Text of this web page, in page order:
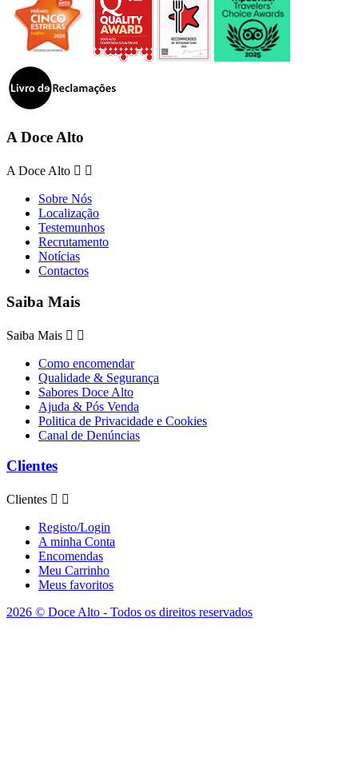
A Doce Alto
A Doce Alto  
Sobre Nós
Localização
Testemunhos
Recrutamento
Notícias
Contactos
Saiba Mais
Saiba Mais  
Como encomendar
Qualidade & Segurança
Sabores Doce Alto
Ajuda & Pós Venda
Politica de Privacidade e Cookies
Canal de Denúncias
Clientes
Clientes  
Registo/Login
A minha Conta
Encomendas
Meu Carrinho
Meus favoritos
2026 © Doce Alto - Todos os direitos reservados